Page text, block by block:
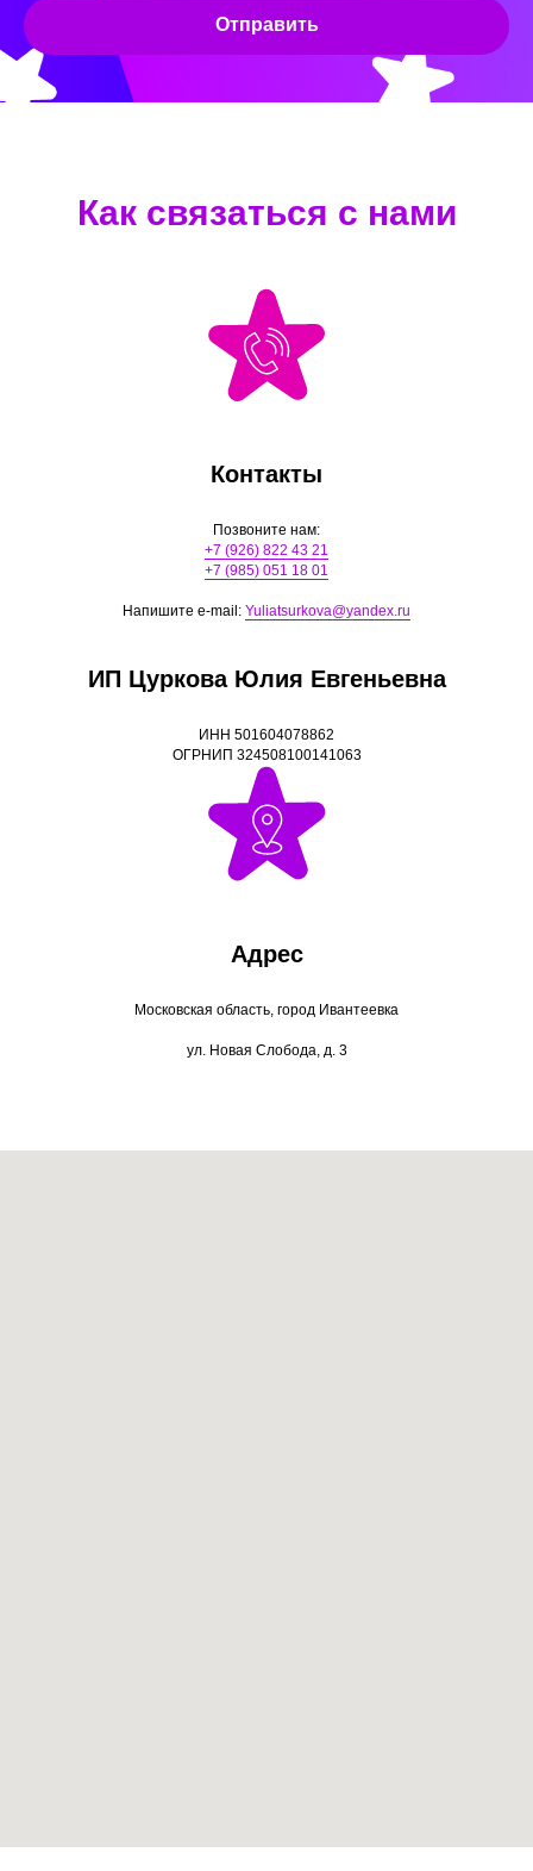
Отправить
Как связаться с нами
Контакты
Позвоните нам:
+7 (926) 822 43 21
+7 (985) 051 18 01
Напишите e-mail: Yuliatsurkova@yandex.ru
ИП Цуркова Юлия Евгеньевна
ИНН 501604078862
ОГРНИП 324508100141063
Адрес
Московская область, город Ивантеевка
ул. Новая Слобода, д. 3